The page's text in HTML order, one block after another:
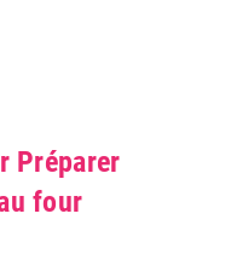
Préparer
four